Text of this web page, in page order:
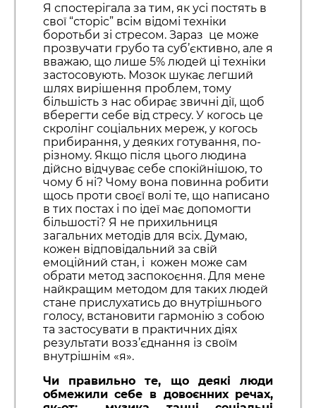
Я спостерігала за тим, як усі постять в
свої “сторіс” всім відомі техніки
боротьби зі стресом. Зараз це може
прозвучати грубо та суб’єктивно, але я
вважаю, що лише 5% людей ці техніки
застосовують. Мозок шукає легший
шлях вирішення проблем, тому
більшість з нас обирає звичні дії, щоб
вберегти себе від стресу. У когось це
скролінг соціальних мереж, у когось
прибирання, у деяких готування, по-
різному. Якщо після цього людина
дійсно відчуває себе спокійнішою, то
чому б ні? Чому вона повинна робити
щось проти своєї волі те, що написано
в тих постах і по ідеї має допомогти
більшості? Я не прихильниця
загальних методів для всіх. Думаю,
кожен відповідальний за свій
емоційний стан, і кожен може сам
обрати метод заспокоєння. Для мене
найкращим методом для таких людей
стане прислухатись до внутрішнього
голосу, встановити гармонію з собою
та застосувати в практичних діях
результати возз’єднання із своїм
внутрішнім «я».
Чи правильно те, що деякі люди
обмежили себе в довоєнних речах,